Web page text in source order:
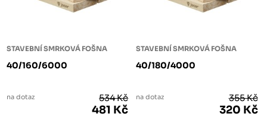
STAVEBNÍ SMRKOVÁ FOŠNA
40/160/6000
na dotaz 534 Kč
481 Kč
STAVEBNÍ SMRKOVÁ FOŠNA
40/180/4000
na dotaz 355 Kč
320 Kč